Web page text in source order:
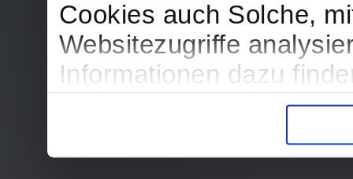
Cookies auch Solche,
Websitezugriffe
Informationen dazu
in der
finden die Erklärung in